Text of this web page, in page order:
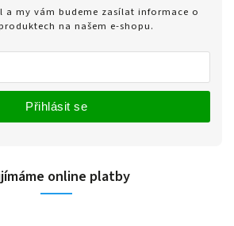
a my vám budeme zasílat informace o
na našem e-shopu.
Přihlásit se
online platby